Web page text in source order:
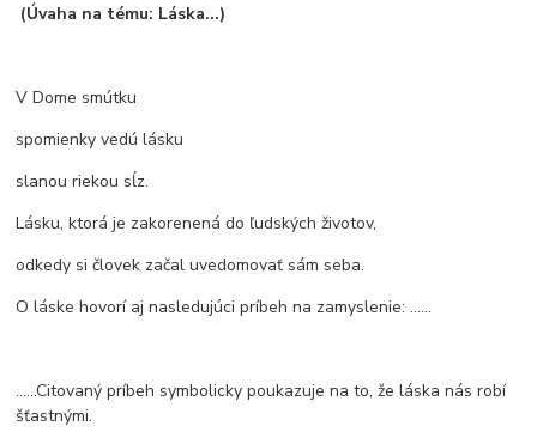
(Úvaha na tému: Láska...)
V Dome smútku
spomienky vedú lásku
slanou riekou sĺz.
Lásku, ktorá je zakorenená do ľudských životov,
odkedy si človek začal uvedomovať sám seba.
O láske hovorí aj nasledujúci príbeh na zamyslenie: ......
......Citovaný príbeh symbolicky poukazuje na to, že láska nás robí
šťastnými.